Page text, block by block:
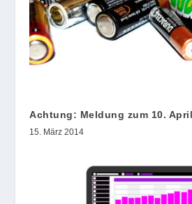
Achtung: Meldung zum 10.
15. März 2014